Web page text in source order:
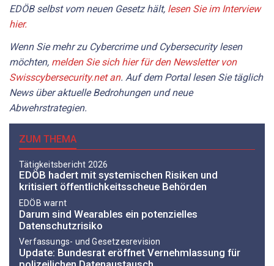
EDÖB selbst vom neuen Gesetz hält, lesen Sie im Interview
hier.
Wenn Sie mehr zu Cybercrime und Cybersecurity lesen
möchten, melden Sie sich hier für den Newsletter von
Swisscybersecurity.net an. Auf dem Portal lesen Sie täglich
News über aktuelle Bedrohungen und neue
Abwehrstrategien.
ZUM THEMA
Tätigkeitsbericht 2026
EDÖB hadert mit systemischen Risiken und
kritisiert öffentlichkeitsscheue Behörden
EDÖB warnt
Darum sind Wearables ein potenzielles
Datenschutzrisiko
Verfassungs- und Gesetzesrevision
Update: Bundesrat eröffnet Vernehmlassung für